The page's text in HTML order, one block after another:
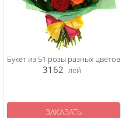
Букет из 51 розы разных цветов
3162 лей
ЗАКАЗАТЬ